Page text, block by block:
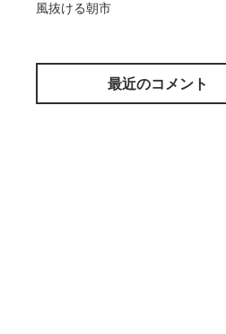
風抜ける朝市
最近のコメント